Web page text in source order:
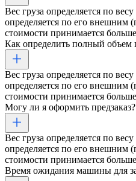
Вес груза определяется по
определяется по его внешним
стоимости принимается
Как определить полный объем
Вес груза определяется по
определяется по его внешним
стоимости принимается
Могу ли я оформить предзаказ?
Вес груза определяется по
определяется по его внешним
стоимости принимается
Время ожидания машины для